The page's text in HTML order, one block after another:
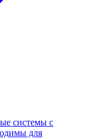
системы с
для